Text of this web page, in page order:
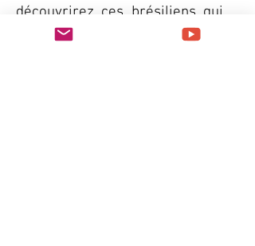
découvrirez ces brésiliens qui
teemignign de la pensée